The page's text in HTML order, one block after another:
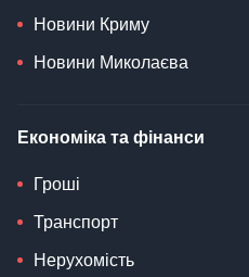
Новини Криму
Новини Миколаєва
Економіка та фінанси
Гроші
Транспорт
Нерухомість